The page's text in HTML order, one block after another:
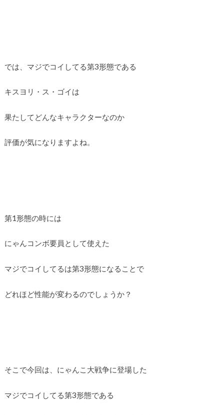
では、マジでコイしてる第3形態である
キスヨリ・ス・ゴイは
果たしてどんなキャラクターなのか
評価が気になりますよね。
第1形態の時には
にゃんコンボ要員として使えた
マジでコイしてるは第3形態になることで
どれほど性能が変わるのでしょうか？
そこで今回は、にゃんこ大戦争に登場した
マジでコイしてる第3形態である